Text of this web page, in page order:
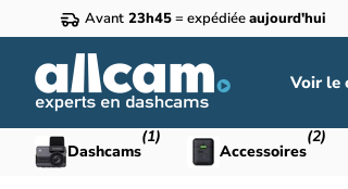
Avant 23h45= expédiéeaujourd'hui
Voir le
Dashcams
(1)
Accessoires
(2)